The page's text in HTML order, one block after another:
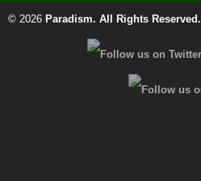
© 2026 Paradism. All Rights Reserved.